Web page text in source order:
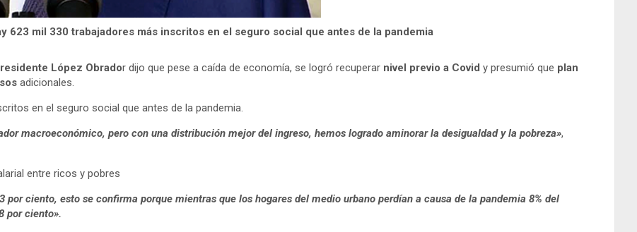
623 mil 330 trabajadores más inscritos en el seguro social que antes de la pandemia
López Obrador dijo que pese a caída de economía, se logró recuperar nivel previo a Covid y presumió que plan
adicionales.
en el seguro social que antes de la pandemia.
macroeconómico, pero con una distribución mejor del ingreso, hemos logrado aminorar la desigualdad y la pobreza»,
entre ricos y pobres
por ciento, esto se confirma porque mientras que los hogares del medio urbano perdían a causa de la pandemia 8% del
por ciento».